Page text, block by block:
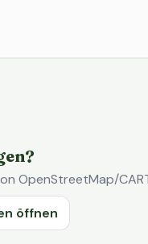
OpenStreetMap/
öffnen